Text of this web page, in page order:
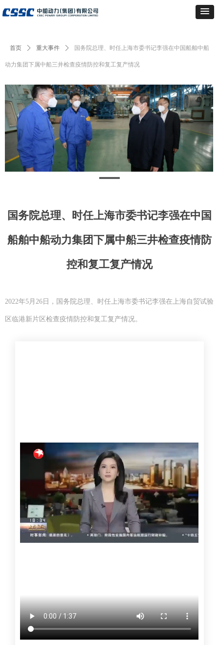
首页 ꄲ 重大事件 ꄲ 国务院总理、时任上海市委书记李强在中国船舶中船
动力集团下属中船三井检查疫情防控和复工复产情况
国务院总理、时任上海市委书记李强在中国
船舶中船动力集团下属中船三井检查疫情防
控和复工复产情况
2022年5月26日，国务院总理、时任上海市委书记李强在上海自贸试验
区临港新片区检查疫情防控和复工复产情况。